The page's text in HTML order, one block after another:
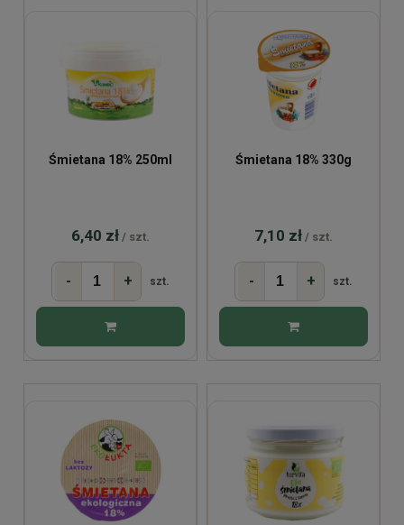
Śmietana 18% 250ml
6,40 zł / szt.
- + szt.
Śmietana 18% 330g
7,10 zł / szt.
- + szt.